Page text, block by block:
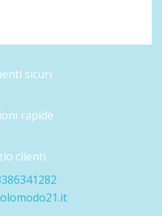
sicuri
rapide
clienti